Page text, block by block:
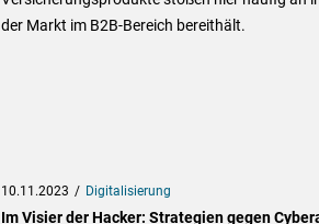
der Markt im B2B-Bereich bereithält.
10.11.2023 Digitalisierung
Im Visier der Hacker: Strategien gegen